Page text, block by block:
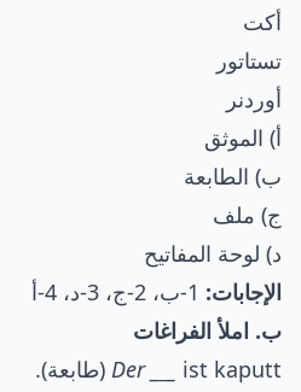
أكت
تستاتور
أوردنر
أ) الموثق
ب) الطابعة
ج) ملف
د) لوحة المفاتيح
الإجابات:
ب. املأ الفراغات
Der _
ist kaputt (طابعة).